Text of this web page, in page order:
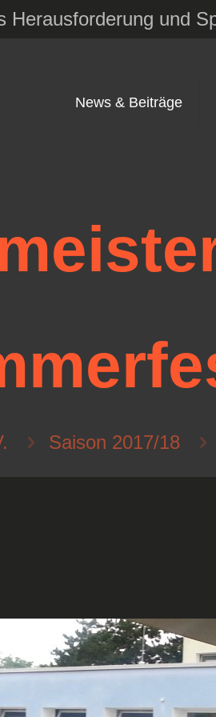
Herausforderung und
News & Beiträge
Saison 2017/18